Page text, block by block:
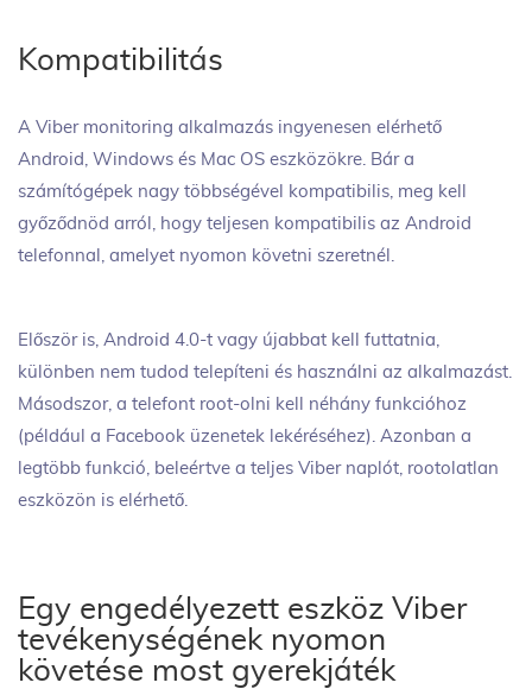
Kompatibilitás
A Viber monitoring alkalmazás ingyenesen elérhető
Android, Windows és Mac OS eszközökre. Bár a
számítógépek nagy többségével kompatibilis, meg kell
győződnöd arról, hogy teljesen kompatibilis az Android
telefonnal, amelyet nyomon követni szeretnél.
Először is, Android 4.0-t vagy újabbat kell futtatnia,
különben nem tudod telepíteni és használni az alkalmazást.
Másodszor, a telefont root-olni kell néhány funkcióhoz
(például a Facebook üzenetek lekéréséhez). Azonban a
legtöbb funkció, beleértve a teljes Viber naplót, rootolatlan
eszközön is elérhető.
Egy engedélyezett eszköz Viber
tevékenységének nyomon
követése most gyerekjáték